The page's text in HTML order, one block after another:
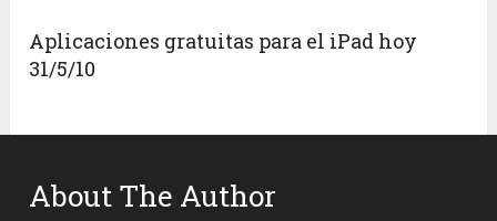
Aplicaciones gratuitas para el iPad hoy
31/5/10
About The Author